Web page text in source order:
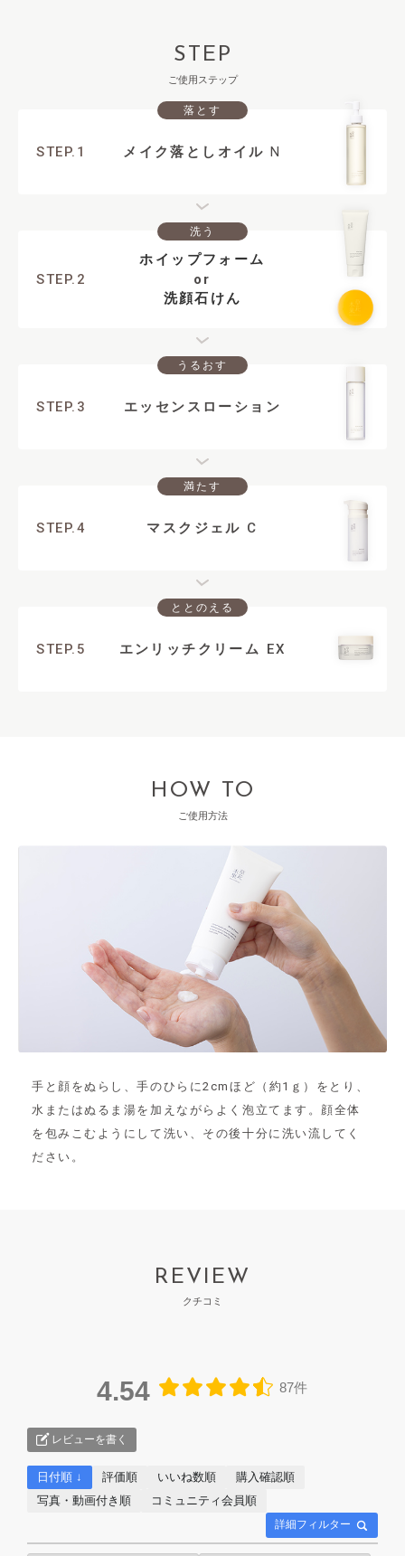
STEP
ご使用ステップ
落とす
STEP.1 メイク落としオイルN
洗う
STEP.2
ホイップフォーム
or
洗顔石けん
うるおす
STEP.3 エッセンスローション
満たす
STEP.4 マスクジェル C
ととのえる
STEP.5 エンリッチクリーム EX
HOW TO
ご使用方法
手と顔をぬらし、手のひらに2cmほど（約1ｇ）をとり、
水またはぬるま湯を加えながらよく泡立てます。顔全体
を包みこむようにして洗い、その後十分に洗い流してく
ださい。
REVIEW
クチコミ
4.54 87件
レビューを書く
詳細フィルター
日付順 ↓ 評価順 いいね数順
購入確認順
写真・動画付き順
コミュニティ会員順